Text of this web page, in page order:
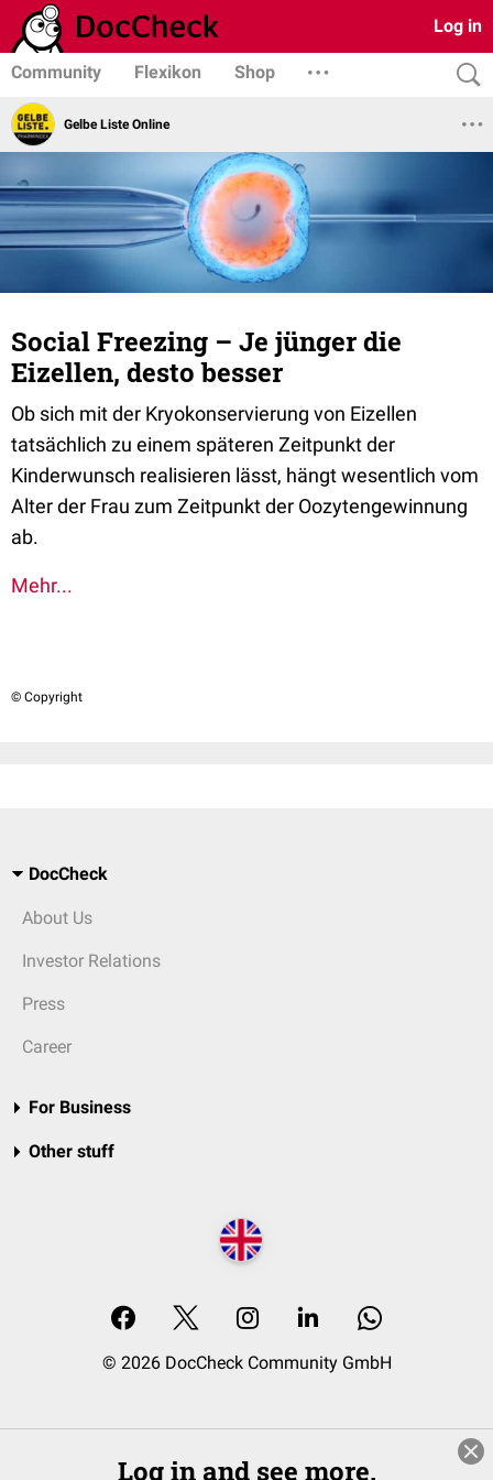
Log in
Community Flexikon Shop
Gelbe Liste Online
Social Freezing – Je jünger die
Eizellen, desto besser
Ob sich mit der Kryokonservierung von Eizellen
tatsächlich zu einem späteren Zeitpunkt der
Kinderwunsch realisieren lässt, hängt wesentlich vom
Alter der Frau zum Zeitpunkt der Oozytengewinnung
ab.
Mehr...
© Copyright
DocCheck
About Us
Investor Relations
Press
Career
For Business
Other stuff
© 2026 DocCheck Community GmbH
Log in and see more.